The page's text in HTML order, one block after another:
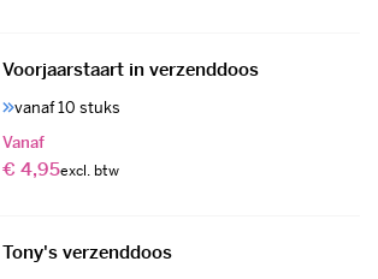
Voorjaarstaart in verzenddoos
vanaf 10 stuks
Vanaf
€ 4,95
Tony's verzenddoos